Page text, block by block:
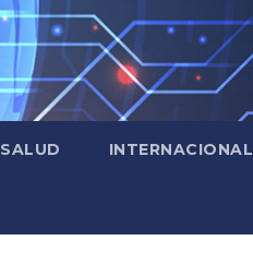
SALUD INTERNACIONAL